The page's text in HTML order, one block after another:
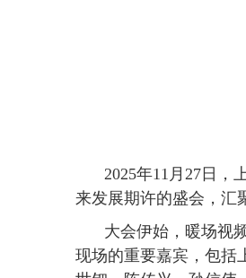
2025年11 月 27 日，
来发展期许的盛会，汇
大会伊始，暖场视
现场的重要嘉宾，包括